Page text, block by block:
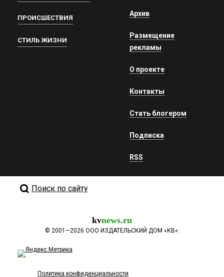
ПРОИСШЕСТВИЯ
СТИЛЬ ЖИЗНИ
Архив
Размещение
рекламы
О проекте
Контакты
Стать блогером
Подписка
RSS
Поиск по сайту
kvnews.ru
© 2001—2026 ООО ИЗДАТЕЛЬСКИЙ ДОМ «КВ».
Политика конфиденциальности